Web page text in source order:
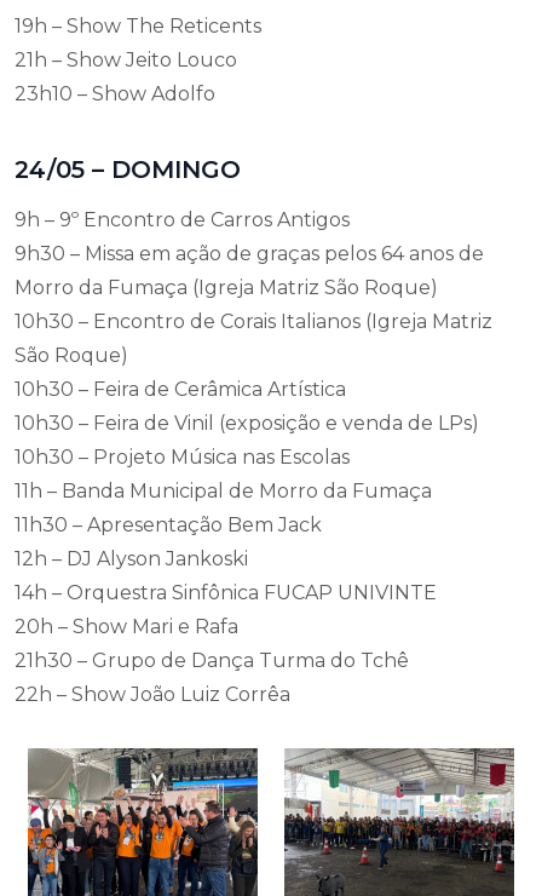
19h – Show The Reticents
21h – Show Jeito Louco
23h10 – Show Adolfo
24/05 – DOMINGO
9h – 9º Encontro de Carros Antigos
9h30 – Missa em ação de graças pelos 64 anos de
Morro da Fumaça (Igreja Matriz São Roque)
10h30 – Encontro de Corais Italianos (Igreja Matriz
São Roque)
10h30 – Feira de Cerâmica Artística
10h30 – Feira de Vinil (exposição e venda de LPs)
10h30 – Projeto Música nas Escolas
11h – Banda Municipal de Morro da Fumaça
11h30 – Apresentação Bem Jack
12h – DJ Alyson Jankoski
14h – Orquestra Sinfônica FUCAP UNIVINTE
20h – Show Mari e Rafa
21h30 – Grupo de Dança Turma do Tchê
22h – Show João Luiz Corrêa